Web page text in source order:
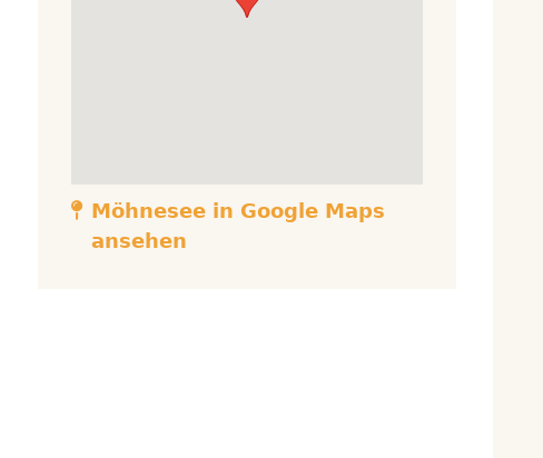
Möhnesee in Google Maps
ansehen